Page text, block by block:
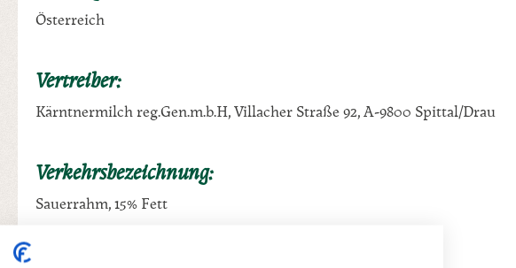
Österreich
Vertreiber:
Kärntnermilch reg.Gen.m.b.H, Villacher Straße 92, A-9800 Spittal/Drau
Verkehrsbezeichnung:
Sauerrahm, 15% Fett